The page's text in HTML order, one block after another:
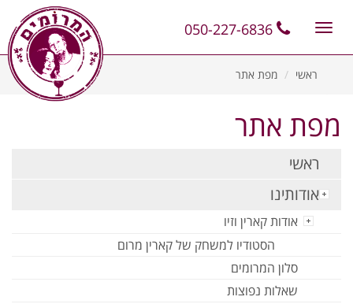
Toggle
ראשי מפת אתר
מפת אתר
ראשי
אודותינו
אודות קארין וזיו
הסטודיו למשחק של קארין מרום
סלון המרומים
שאלות נפוצות